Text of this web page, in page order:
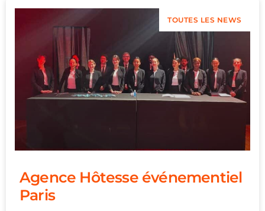
TOUTES LES NEWS
Agence Hôtesse événementiel
Paris